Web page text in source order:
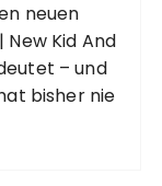
neuen
Kid And
– und
bisher nie